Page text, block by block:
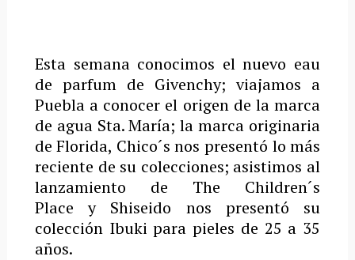
Esta semana conocimos el nuevo eau
de parfum de Givenchy; viajamos a
Puebla a conocer el origen de la marca
de agua Sta. María; la marca originaria
de Florida, Chico´s nos presentó lo más
reciente de su colecciones; asistimos al
lanzamiento de The Children´s
Place y Shiseido nos presentó su
colección Ibuki para pieles de 25 a 35
años.